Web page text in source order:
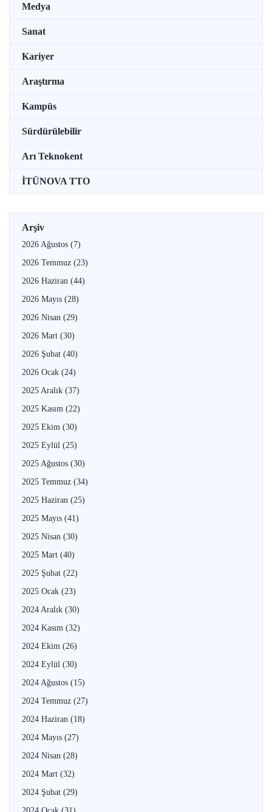
Medya
Sanat
Kariyer
Araştırma
Kampüs
Sürdürülebilir
Arı Teknokent
İTÜNOVA TTO
Arşiv
2026 Ağustos (7)
2026 Temmuz (23)
2026 Haziran (44)
2026 Mayıs (28)
2026 Nisan (29)
2026 Mart (30)
2026 Şubat (40)
2026 Ocak (24)
2025 Aralık (37)
2025 Kasım (22)
2025 Ekim (30)
2025 Eylül (25)
2025 Ağustos (30)
2025 Temmuz (34)
2025 Haziran (25)
2025 Mayıs (41)
2025 Nisan (30)
2025 Mart (40)
2025 Şubat (22)
2025 Ocak (23)
2024 Aralık (30)
2024 Kasım (32)
2024 Ekim (26)
2024 Eylül (30)
2024 Ağustos (15)
2024 Temmuz (27)
2024 Haziran (18)
2024 Mayıs (27)
2024 Nisan (28)
2024 Mart (32)
2024 Şubat (29)